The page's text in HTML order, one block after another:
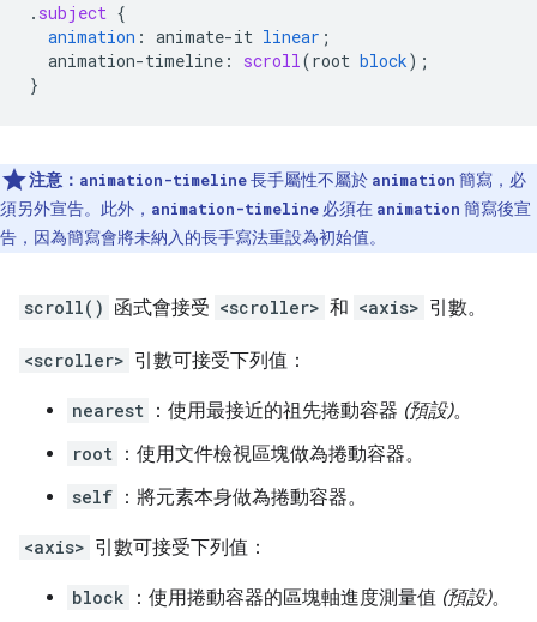
. subject {
animation : animate-it linear ;
animation-timeline : scroll(root block);
}
注意： animation-timeline長手屬性不屬於 animation 簡寫，必
須另外宣告。此外， animation-timeline 必須在 animation 簡寫後宣
告，因為簡寫會將未納入的長手寫法重設為初始值。
scroll() 函式會接受 <scroller> 和 <axis> 引數。
<scroller> 引數可接受下列值：
nearest ：使用最接近的祖先捲動容器 (預設)。
root ：使用文件檢視區塊做為捲動容器。
self ：將元素本身做為捲動容器。
<axis> 引數可接受下列值：
block ：使用捲動容器的區塊軸進度測量值 (預設)。